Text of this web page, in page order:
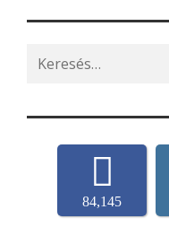
Search
for:
84,145